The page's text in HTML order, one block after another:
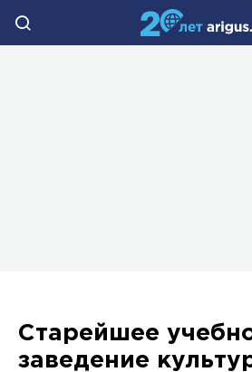
Старейшее
заведение